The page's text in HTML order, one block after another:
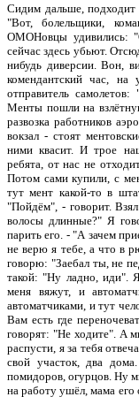
Сидим дальше,
"Вот, болельщики,
ОМОНовцы удивились:
сейчас здесь убьют.
нибудь диверсии. Вон,
комендантский час,
отправитель
Менты пошли на
развозка работников
вокзал - стоят
ними квасит. И трое
ребята, от нас не
Потом сами купили, с
тут мент какой-то в
"Пойдём", - говорит.
волосы длинные?" Я
парить его. - "А зачем
не верю я тебе, а что в
говорю: "Заебал ты, не
такой: "Ну ладно, иди".
меня вяжут, и
автоматчиками, и тут
Вам есть где
говорят: "Не ходите". А
распусти, я за тебя
свой участок, два
помидоров, огурцов. Ну
на работу ушёл, мама его